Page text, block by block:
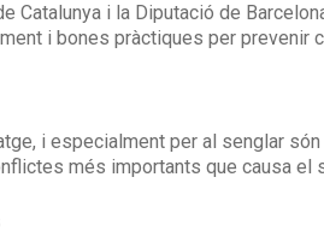
Catalunya i la Diputació de
i bones pràctiques per prevenir
i especialment per al senglar
més importants que causa